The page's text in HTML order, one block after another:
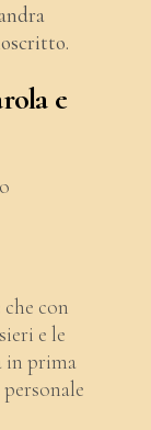
e
con
e le
in prima